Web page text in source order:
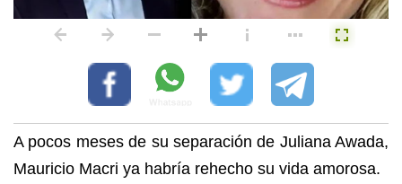
A pocos meses de su separación de Juliana Awada,
Mauricio Macri ya habría rehecho su vida amorosa.